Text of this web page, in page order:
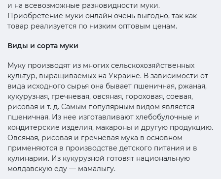
и на всевозможные разновидности муки.
Приобретение муки онлайн очень выгодно, так как
товар реализуется по низким оптовым ценам.
Виды и сорта муки
Муку производят из многих сельскохозяйственных
культур, выращиваемых на Украине. В зависимости от
вида исходного сырья она бывает пшеничная, ржаная,
кукурузная, гречневая, овсяная, гороховая, соевая,
рисовая и т. д. Самым популярным видом является
пшеничная. Из нее изготавливают хлебобулочные и
кондитерские изделия, макароны и другую продукцию.
Овсяная, рисовая и гречневая мука в основном
применяются в производстве детского питания и в
кулинарии. Из кукурузной готовят национальную
молдавскую еду — мамалыгу.